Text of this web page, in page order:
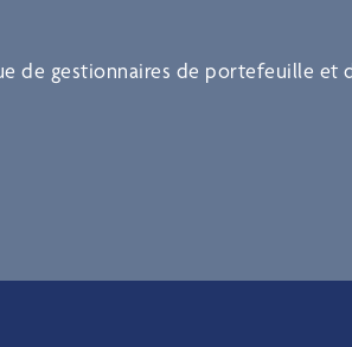
de gestionnaires de portefeuille et